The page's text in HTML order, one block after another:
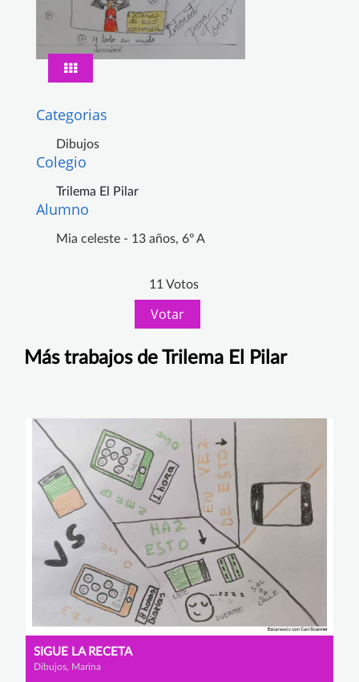
Categorias
Dibujos
Colegio
Trilema El Pilar
Alumno
Mia celeste - 13 años, 6º A
11 Votos
Votar
Más trabajos de Trilema El Pilar
SIGUE LA RECETA
Dibujos, Marina